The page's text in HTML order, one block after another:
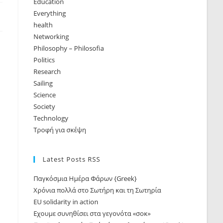
Everything
health
Networking
Philosophy – Philosofia
Politics
Research
Sailing
Science
Society
Technology
Τροφή για σκέψη
Latest Posts RSS
Παγκόσμια Ημέρα Φάρων {Greek}
Χρόνια πολλά στο Σωτήρη και τη Σωτηρία
EU solidarity in action
Εχουμε συνηθίσει στα γεγονότα «σοκ»